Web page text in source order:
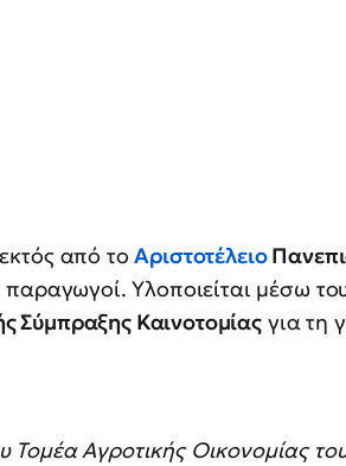
από τοΑριστοτέλειο
παραγωγοί. Υλοποιείται μέσω
Σύμπραξης Καινοτομίαςγια τη
Τομέα Αγροτικής Οικονομίας